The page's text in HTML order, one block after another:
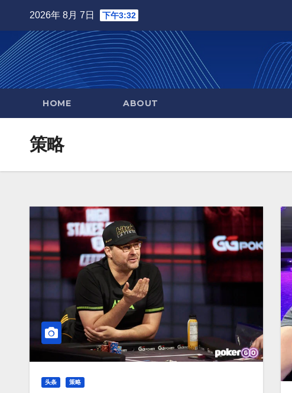
content
2026年 8月 7日 下午3:32
HOME ABOUT
策略
头条 策略